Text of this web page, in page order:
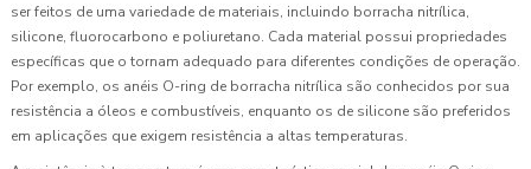
ser feitos de uma variedade de materiais, incluindo borracha nitrílica,
silicone, fluorocarbono e poliuretano. Cada material possui propriedades
específicas que o tornam adequado para diferentes condições de operação.
Por exemplo, os anéis O-ring de borracha nitrílica são conhecidos por sua
resistência a óleos e combustíveis, enquanto os de silicone são preferidos
em aplicações que exigem resistência a altas temperaturas.